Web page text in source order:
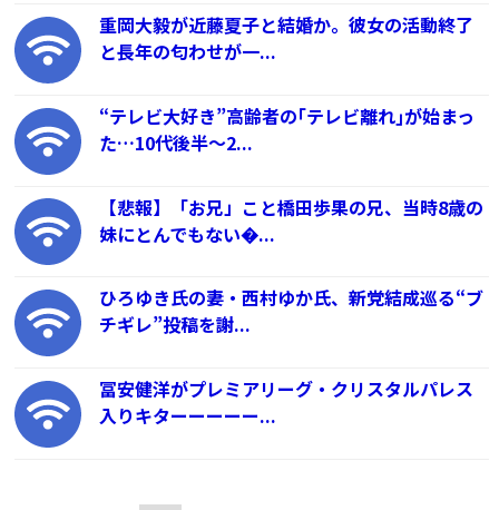
重岡大毅が近藤夏子と結婚か。彼女の活動終了
と長年の匂わせが一...
“テレビ大好き”高齢者の｢テレビ離れ｣が始まっ
た…10代後半～2...
【悲報】「お兄」こと橋田歩果の兄、当時8歳の
妹にとんでもない�...
ひろゆき氏の妻・西村ゆか氏、新党結成巡る“ブ
チギレ”投稿を謝...
冨安健洋がプレミアリーグ・クリスタルパレス
入りキターーーーー...